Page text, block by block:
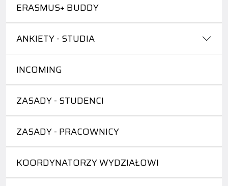
ERASMUS+ BUDDY
ANKIETY - STUDIA
INCOMING
ZASADY - STUDENCI
ZASADY - PRACOWNICY
KOORDYNATORZY WYDZIAŁOWI